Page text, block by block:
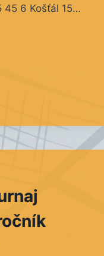
45 6 Košťál 15…